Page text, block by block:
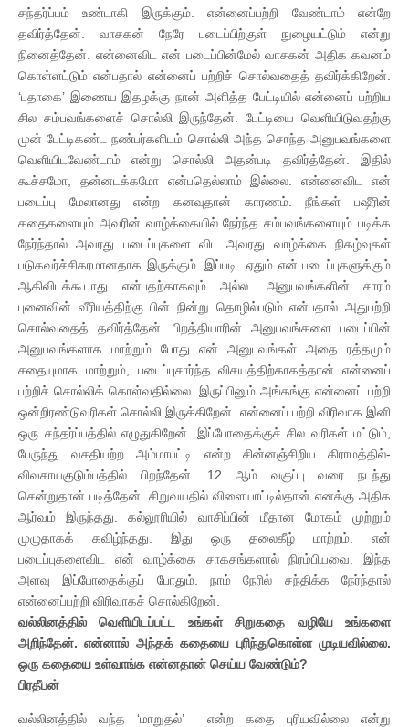
சந்தர்ப்பம் உண்டாகி இருக்கும். என்னைப்பற்றி வேண்டாம் என்றே
தவிர்த்தேன். வாசகன் நேரே படைப்பிற்குள் நுழையட்டும் என்று
நினைத்தேன். என்னைவிட என் படைப்பின்மேல் வாசகன் அதிக கவனம்
கொள்ளட்டும் என்பதால் என்னைப் பற்றிச் சொல்வதைத் தவிர்க்கிறேன்.
‘பதாகை’ இணைய இதழக்கு நான் அளித்த பேட்டியில் என்னைப் பற்றிய
சில சம்பவங்களைச் சொல்லி இருந்தேன். பேட்டியை வெளியிடுவதற்கு
முன் பேட்டிகண்ட நண்பர்களிடம் சொல்லி அந்த சொந்த அனுபவங்களை
வெளியிடவேண்டாம் என்று சொல்லி அதன்படி தவிர்த்தேன். இதில்
கூச்சமோ, தன்னடக்கமோ என்பதெல்லாம் இல்லை. என்னைவிட என்
படைப்பு மேலானது என்ற கனவுதான் காரணம். நீங்கள் பஷீரின்
கதைகளையும் அவரின் வாழ்க்கையில் நேர்ந்த சம்பவங்களையும் படிக்க
நேர்ந்தால் அவரது படைப்புகளை விட அவரது வாழ்க்கை நிகழ்வுகள்
படுகவர்ச்சிகரமானதாக இருக்கும். இப்படி ஏதும் என் படைப்புகளுக்கும்
ஆகிவிடக்கூடாது என்பதற்காகவும் அல்ல. அனுபவங்களின் சாரம்
புனைவின் வீரியத்திற்கு பின் நின்று தொழில்படும் என்பதால் அதுபற்றி
சொல்வதைத் தவிர்த்தேன். பிறத்தியாரின் அனுபவங்களை படைப்பின்
அனுபவங்களாக மாற்றும் போது என் அனுபவங்கள் அதை ரத்தமும்
சதையுமாக மாற்றும், படைப்புசார்ந்த விசயத்திற்காகத்தான் என்னைப்
பற்றிச் சொல்லிக் கொள்வதில்லை. இருப்பினும் அங்கங்கு என்னைப் பற்றி
ஒன்றிரண்டுவரிகள் சொல்லி இருக்கிறேன். என்னைப் பற்றி விரிவாக இனி
ஒரு சந்தர்ப்பத்தில் எழுதுகிறேன். இப்போதைக்குச் சில வரிகள் மட்டும்,
பேருந்து வசதியற்ற அம்மாபட்டி என்ற சின்னஞ்சிறிய கிராமத்தில்-
விவசாயகுடும்பத்தில் பிறந்தேன். 12 ஆம் வகுப்பு வரை நடந்து
சென்றுதான் படித்தேன். சிறுவயதில் விளையாட்டில்தான் எனக்கு அதிக
ஆர்வம் இருந்தது. கல்லூரியில் வாசிப்பின் மீதான மோகம் முற்றும்
முழுதாகக் கவிழ்ந்தது. இது ஒரு தலைகீழ் மாற்றம். என்
படைப்புகளைவிட என் வாழ்க்கை சாகசங்களால் நிரம்பியவை. இந்த
அளவு இப்போதைக்குப் போதும். நாம் நேரில் சந்திக்க நேர்ந்தால்
என்னைப்பற்றி விரிவாகச் சொல்கிறேன்.
வல்லினத்தில் வெளியிடப்பட்ட உங்கள் சிறுகதை வழியே உங்களை
அறிந்தேன். என்னால் அந்தக் கதையை புரிந்துகொள்ள முடியவில்லை.
ஒரு கதையை உள்வாங்க என்னதான் செய்ய வேண்டும்?
பிரதீபன்
வல்லினத்தில் வந்த ‘மாறுதல்’ என்ற கதை புரியவில்லை என்று